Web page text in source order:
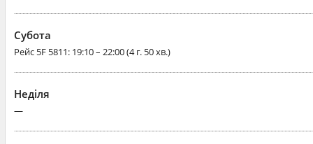
Субота
Рейс 5F 5811: 19:10 – 22:00 (4 г. 50 хв.)
Неділя
—